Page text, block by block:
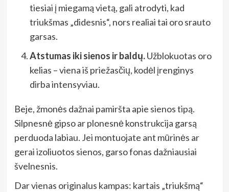
tiesiai į miegamą vietą, gali atrodyti, kad
triukšmas „didesnis“, nors realiai tai oro srauto
garsas.
Atstumas iki sienos ir baldų.Užblokuotas oro
kelias – viena iš priežasčių, kodėl įrenginys
dirba intensyviau.
Beje, žmonės dažnai pamiršta apie sienos tipą.
Silpnesnė gipso ar plonesnė konstrukcija garsą
perduoda labiau. Jei montuojate ant mūrinės ar
gerai izoliuotos sienos, garso fonas dažniausiai
švelnesnis.
Dar vienas originalus kampas: kartais „triukšmą“